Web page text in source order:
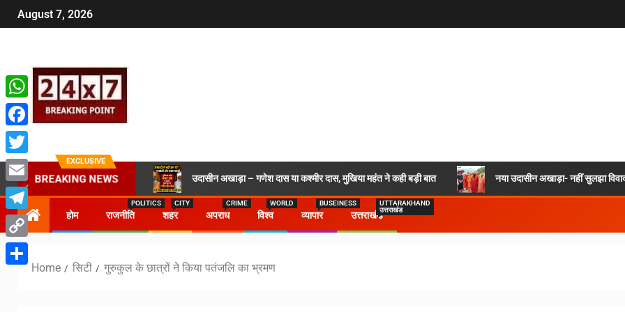
August 7, 2026
EXCLUSIVE
BREAKING NEWS उदासीन अखाड़ा – गणेश दास या कश्मीर दास, मुखिया महंत ने कही बड़ी बात नया उदासीन अखाड़ा- नहीं सुलझा
होम राजनीति
POLITICS
शहर
CITY
अपराध
CRIME
विश्व
WORLD
व्यापार
BUSEINESS
उत्तराखंड
UTTARAKHAND
उत्तराखंड
Home सिटी गुरुकुल के छात्रों ने किया पतंजलि का भ्रमण
WhatsApp
Facebook
Twitter
Email
Telegram
Copy
Share